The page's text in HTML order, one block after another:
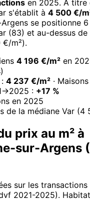
en 2025. À titre
s'établit à 4 500 €/
se positionne
(83) et au-dessus de
€/m²).
4 196 €/m² en
4 237 €/m² ·
: +17 %
en 2025
de la médiane Var (4
prix au m² à
sur-Argens (
sur les transactions
2021-2025).